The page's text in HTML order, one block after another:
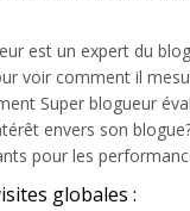
est un expert du
voir comment il
Super blogueur
envers son
pour les
globales :